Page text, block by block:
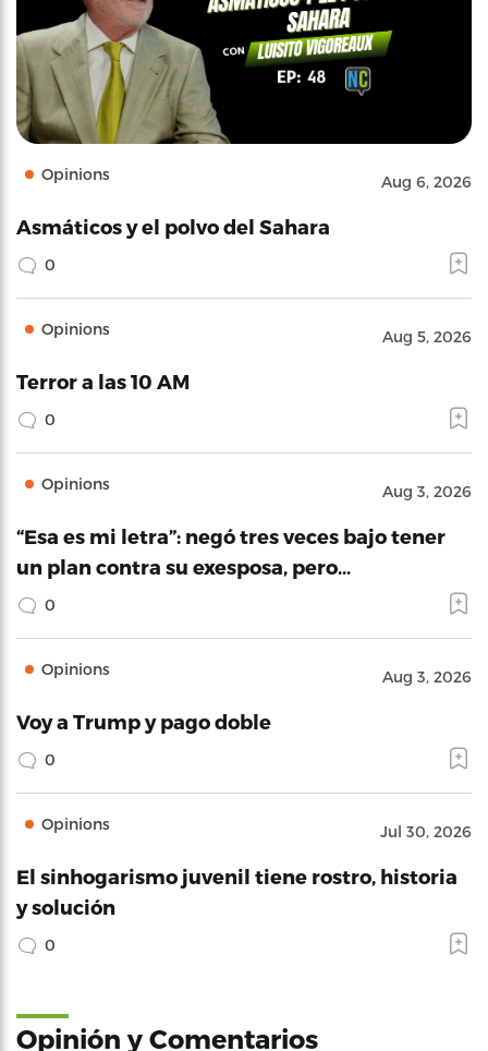
Opinions Aug 6, 2026
Asmáticos y el polvo del Sahara
0
Opinions Aug 5, 2026
Terror a las 10 AM
0
Opinions Aug 3, 2026
“Esa es mi letra”: negó tres veces bajo tener
un plan contra su exesposa, pero…
0
Opinions Aug 3, 2026
Voy a Trump y pago doble
0
Opinions Jul 30, 2026
El sinhogarismo juvenil tiene rostro, historia
y solución
0
Opinión y Comentarios